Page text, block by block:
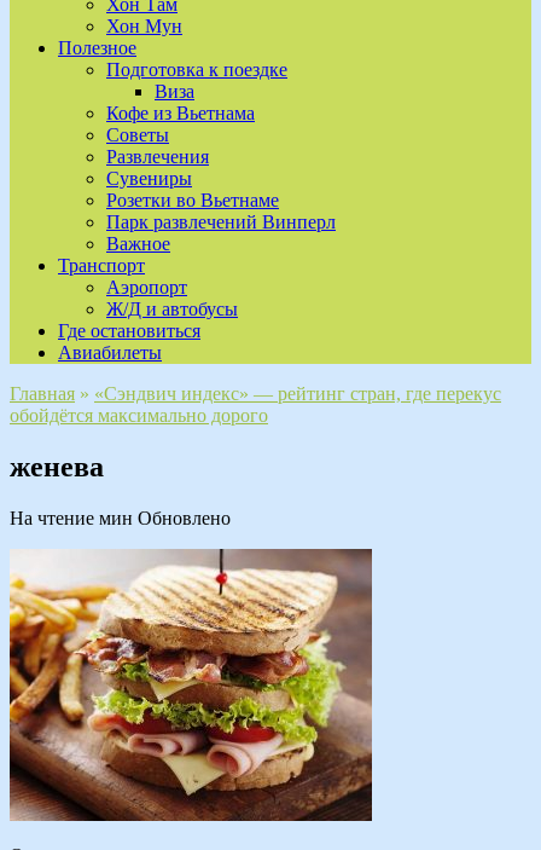
Хон Там
Хон Мун
Полезное
Подготовка к поездке
Виза
Кофе из Вьетнама
Советы
Развлечения
Сувениры
Розетки во Вьетнаме
Парк развлечений Винперл
Важное
Транспорт
Аэропорт
Ж/Д и автобусы
Где остановиться
Авиабилеты
Главная » «Сэндвич индекс» — рейтинг стран, где перекус
обойдётся максимально дорого
женева
На чтение мин Обновлено